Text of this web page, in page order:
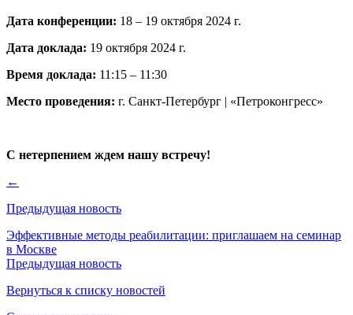
Дата конференции: 18 – 19 октября 2024 г.
Дата доклада: 19 октября 2024 г.
Время доклада: 11:15 – 11:30
Место проведения: г. Санкт-Петербург | «Петроконгресс»
С нетерпением ждем нашу встречу!
←
Предыдущая новость
Эффективные методы реабилитации: приглашаем на семинар
в Москве
Предыдущая новость
Вернуться к списку новостей